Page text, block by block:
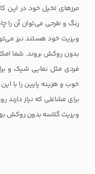
مرزهای تخیل خود در این
رنگ و طرحی می‌توان آن را
بدون روکش بروند. شما
فردی مثل نمایی شیک و
خوب و هزینه پایین را با
برای مشاغلی که نیاز دارند
ویزیت گلاسه بدون روکش